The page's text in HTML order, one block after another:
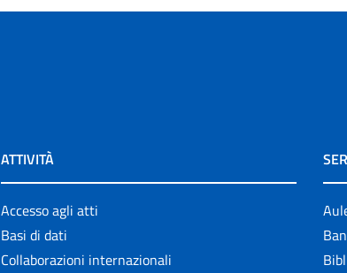
ATTIVITÀ
Accesso agli atti
Basi di dati
Collaborazioni internazionali